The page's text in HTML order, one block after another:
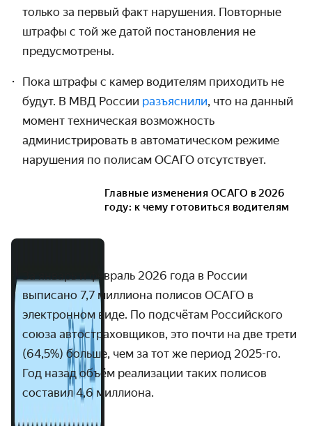
только за первый факт нарушения. Повторные
штрафы с той же датой постановления не
предусмотрены.
Пока штрафы с камер водителям приходить не
будут. В МВД России разъяснили, что на данный
момент техническая возможность
администрировать в автоматическом режиме
нарушения по полисам ОСАГО отсутствует.
Главные изменения ОСАГО в 2026
году: к чему готовиться водителям
За январь и февраль 2026 года в России
выписано 7,7 миллиона полисов ОСАГО в
электронном виде. По подсчётам Российского
союза автостраховщиков, это почти на две трети
(64,5%) больше, чем за тот же период 2025-го.
Год назад объём реализации таких полисов
составил 4,6 миллиона.